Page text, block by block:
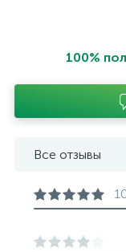
100%
Все отзывы